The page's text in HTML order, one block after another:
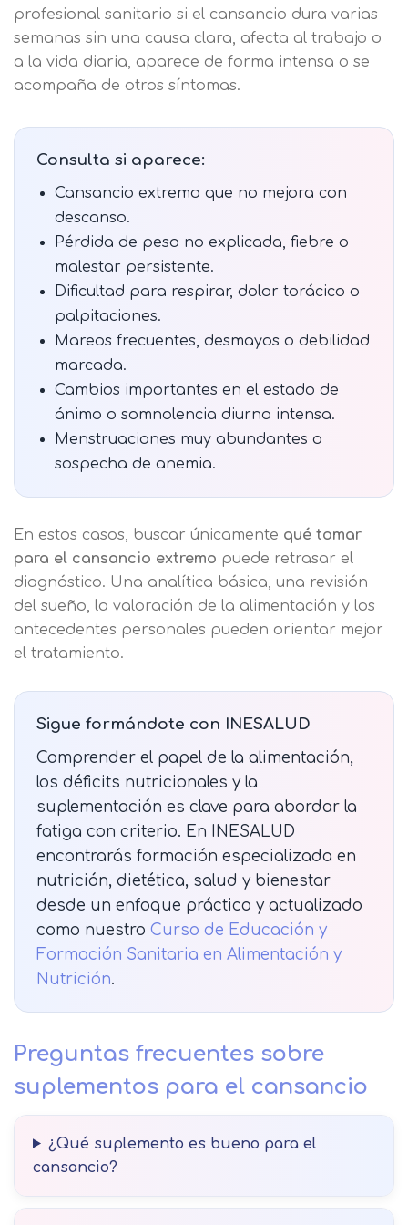
profesional sanitario si el cansancio dura varias
semanas sin una causa clara, afecta al trabajo o
a la vida diaria, aparece de forma intensa o se
acompaña de otros síntomas.
Consulta si aparece:
Cansancio extremo que no mejora con
descanso.
Pérdida de peso no explicada, fiebre o
malestar persistente.
Dificultad para respirar, dolor torácico o
palpitaciones.
Mareos frecuentes, desmayos o debilidad
marcada.
Cambios importantes en el estado de
ánimo o somnolencia diurna intensa.
Menstruaciones muy abundantes o
sospecha de anemia.
En estos casos, buscar únicamente qué tomar
para el cansancio extremo puede retrasar el
diagnóstico. Una analítica básica, una revisión
del sueño, la valoración de la alimentación y los
antecedentes personales pueden orientar mejor
el tratamiento.
Sigue formándote con INESALUD
Comprender el papel de la alimentación,
los déficits nutricionales y la
suplementación es clave para abordar la
fatiga con criterio. En INESALUD
encontrarás formación especializada en
nutrición, dietética, salud y bienestar
desde un enfoque práctico y actualizado
como nuestro Curso de Educación y
Formación Sanitaria en Alimentación y
Nutrición.
Preguntas frecuentes sobre
suplementos para el cansancio
¿Qué suplemento es bueno para el
cansancio?